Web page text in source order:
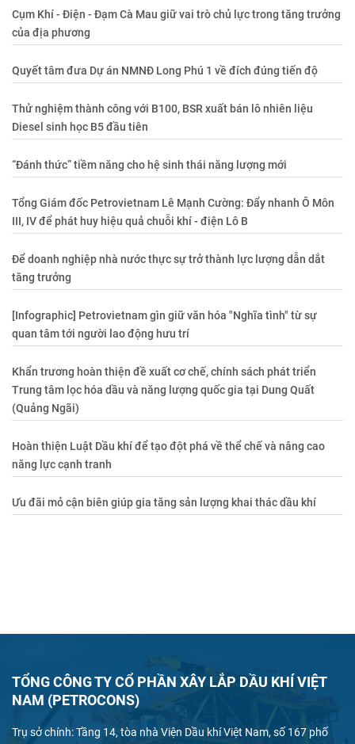
Cụm Khí - Điện - Đạm Cà Mau giữ vai trò chủ lực trong tăng trưởng
của địa phương
Quyết tâm đưa Dự án NMNĐ Long Phú 1 về đích đúng tiến độ
Thử nghiệm thành công với B100, BSR xuất bán lô nhiên liệu
Diesel sinh học B5 đầu tiên
“Đánh thức” tiềm năng cho hệ sinh thái năng lượng mới
Tổng Giám đốc Petrovietnam Lê Mạnh Cường: Đẩy nhanh Ô Môn
III, IV để phát huy hiệu quả chuỗi khí - điện Lô B
Để doanh nghiệp nhà nước thực sự trở thành lực lượng dẫn dắt
tăng trưởng
[Infographic] Petrovietnam gìn giữ văn hóa "Nghĩa tình" từ sự
quan tâm tới người lao động hưu trí
Khẩn trương hoàn thiện đề xuất cơ chế, chính sách phát triển
Trung tâm lọc hóa dầu và năng lượng quốc gia tại Dung Quất
(Quảng Ngãi)
Hoàn thiện Luật Dầu khí để tạo đột phá về thể chế và nâng cao
năng lực cạnh tranh
Ưu đãi mỏ cận biên giúp gia tăng sản lượng khai thác dầu khí
TỔNG CÔNG TY CỔ PHẦN XÂY LẮP DẦU KHÍ VIỆT
NAM (PETROCONS)
Trụ sở chính: Tầng 14, tòa nhà Viện Dầu khí Việt Nam, số 167 phố